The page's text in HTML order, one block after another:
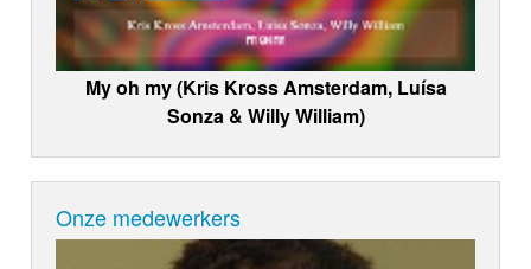
My oh my (Kris Kross Amsterdam, Luísa
Sonza & Willy William)
Onze medewerkers